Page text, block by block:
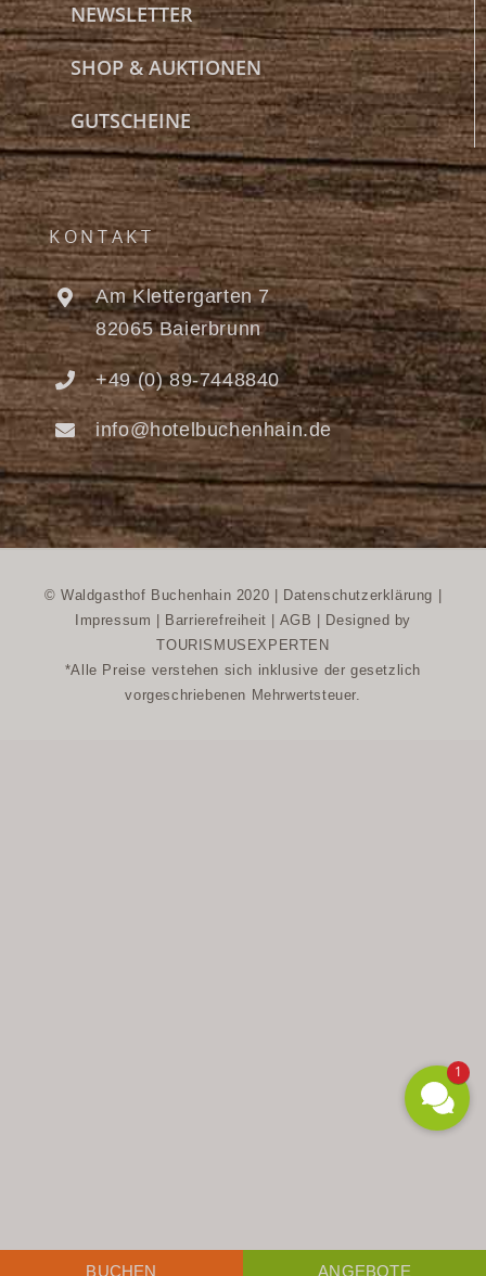
NEWSLETTER
SHOP & AUKTIONEN
GUTSCHEINE
KONTAKT
Am Klettergarten 7
82065 Baierbrunn
+49 (0) 89-7448840
info@hotelbuchenhain.de
© Waldgasthof Buchenhain 2020 | Datenschutzerklärung
Impressum
Barrierefreiheit AGB
Designed by
TOURISMUSEXPERTEN
*Alle Preise verstehen sich inklusive der gesetzlich
vorgeschriebenen Mehrwertsteuer.
BUCHEN ANGEBOTE
1